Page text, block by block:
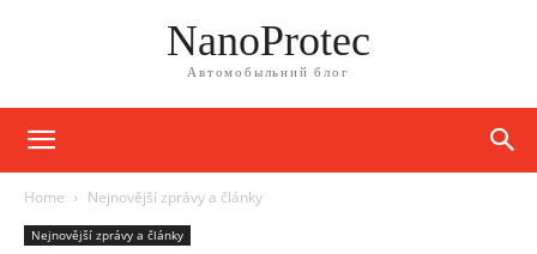
NanoProtec
Автомобыльний блог
Home Nejnovější zprávy a články
Nejnovější zprávy a články